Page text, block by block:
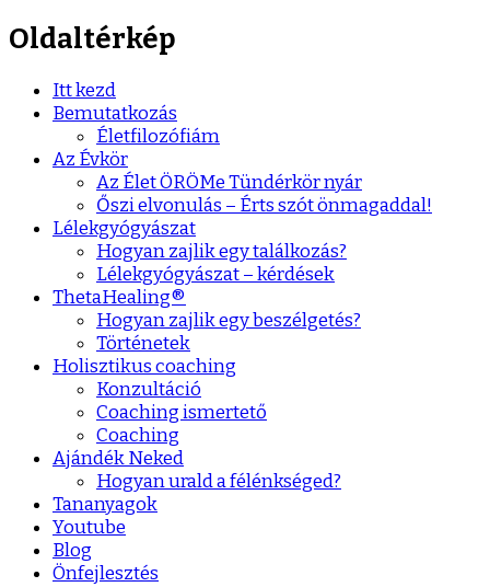
Oldaltérkép
Itt kezd
Bemutatkozás
Életfilozófiám
Az Évkör
Az Élet ÖRÖMe Tündérkör nyár
Őszi elvonulás – Érts szót önmagaddal!
Lélekgyógyászat
Hogyan zajlik egy találkozás?
Lélekgyógyászat – kérdések
ThetaHealing®
Hogyan zajlik egy beszélgetés?
Történetek
Holisztikus coaching
Konzultáció
Coaching ismertető
Coaching
Ajándék Neked
Hogyan urald a félénkséged?
Tananyagok
Youtube
Blog
Önfejlesztés